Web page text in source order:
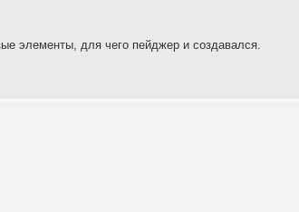
элементы, для чего пейджер и создавался.